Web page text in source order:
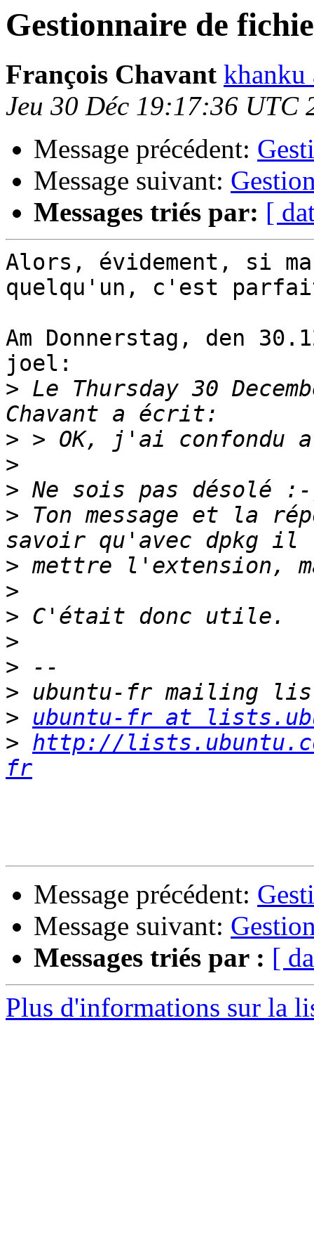
Gestionnaire de
François Chavant khanku
Jeu 30 Déc 19:17:36 UTC
Message précédent:
Message suivant:
Messages triés par: [
Alors, évidement, si
quelqu'un, c'est
Am Donnerstag, den
joel:
> Le Thursday 30
>
>
>
> Ton message et la
>
>
>
>
>
>
>
ubuntu-fr at
> http://
fr
Message précédent:
Message suivant:
Messages triés par : [
Plus d'informations sur la